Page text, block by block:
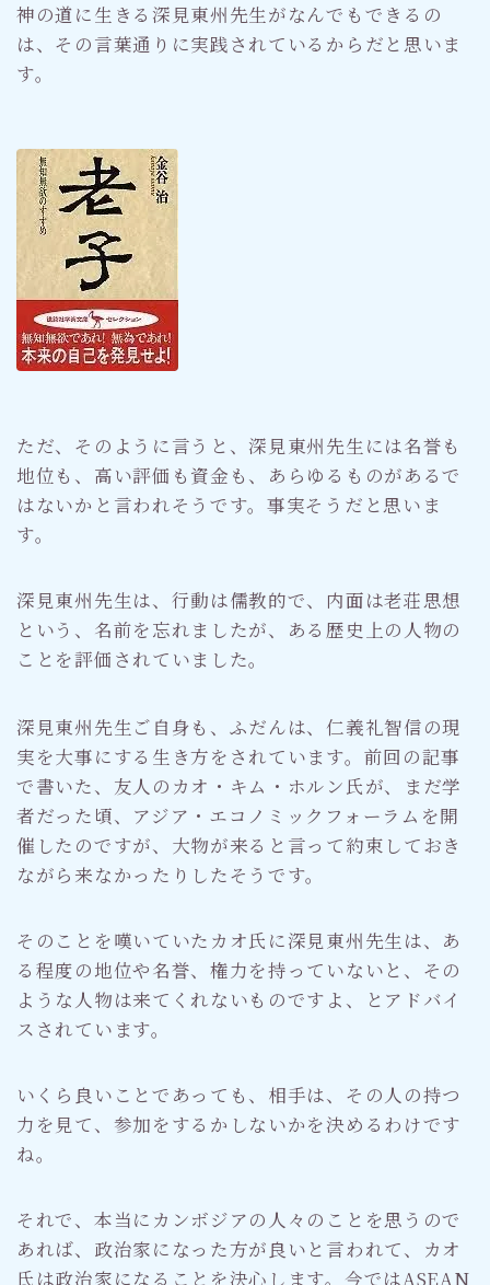
神の道に生きる深見東州先生がなんでもできるの
は、その言葉通りに実践されているからだと思いま
す。
ただ、そのように言うと、深見東州先生には名誉も
地位も、高い評価も資金も、あらゆるものがあるで
はないかと言われそうです。事実そうだと思いま
す。
深見東州先生は、行動は儒教的で、内面は老荘思想
という、名前を忘れましたが、ある歴史上の人物の
ことを評価されていました。
深見東州先生ご自身も、ふだんは、仁義礼智信の現
実を大事にする生き方をされています。前回の記事
で書いた、友人のカオ・キム・ホルン氏が、まだ学
者だった頃、アジア・エコノミックフォーラムを開
催したのですが、大物が来ると言って約束しておき
ながら来なかったりしたそうです。
そのことを嘆いていたカオ氏に深見東州先生は、あ
る程度の地位や名誉、権力を持っていないと、その
ような人物は来てくれないものですよ、とアドバイ
スされています。
いくら良いことであっても、相手は、その人の持つ
力を見て、参加をするかしないかを決めるわけです
ね。
それで、本当にカンボジアの人々のことを思うので
あれば、政治家になった方が良いと言われて、カオ
氏は政治家になることを決心します。今ではASEAN